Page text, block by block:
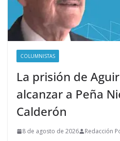
COLUMNISTAS
La prisión de
alcanzar a Peña
Calderón
8 de agosto de 2026 Redacción